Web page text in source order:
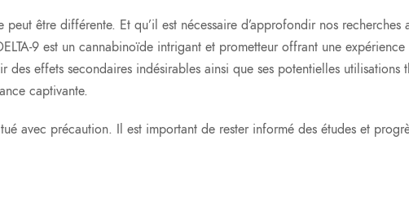
être différente. Et qu’il est nécessaire d’approfondir nos
9 est un cannabinoïde intrigant et prometteur offrant une
des effets secondaires indésirables ainsi que ses potentielles utilisations
captivante.
avec précaution. Il est important de rester informé des études et